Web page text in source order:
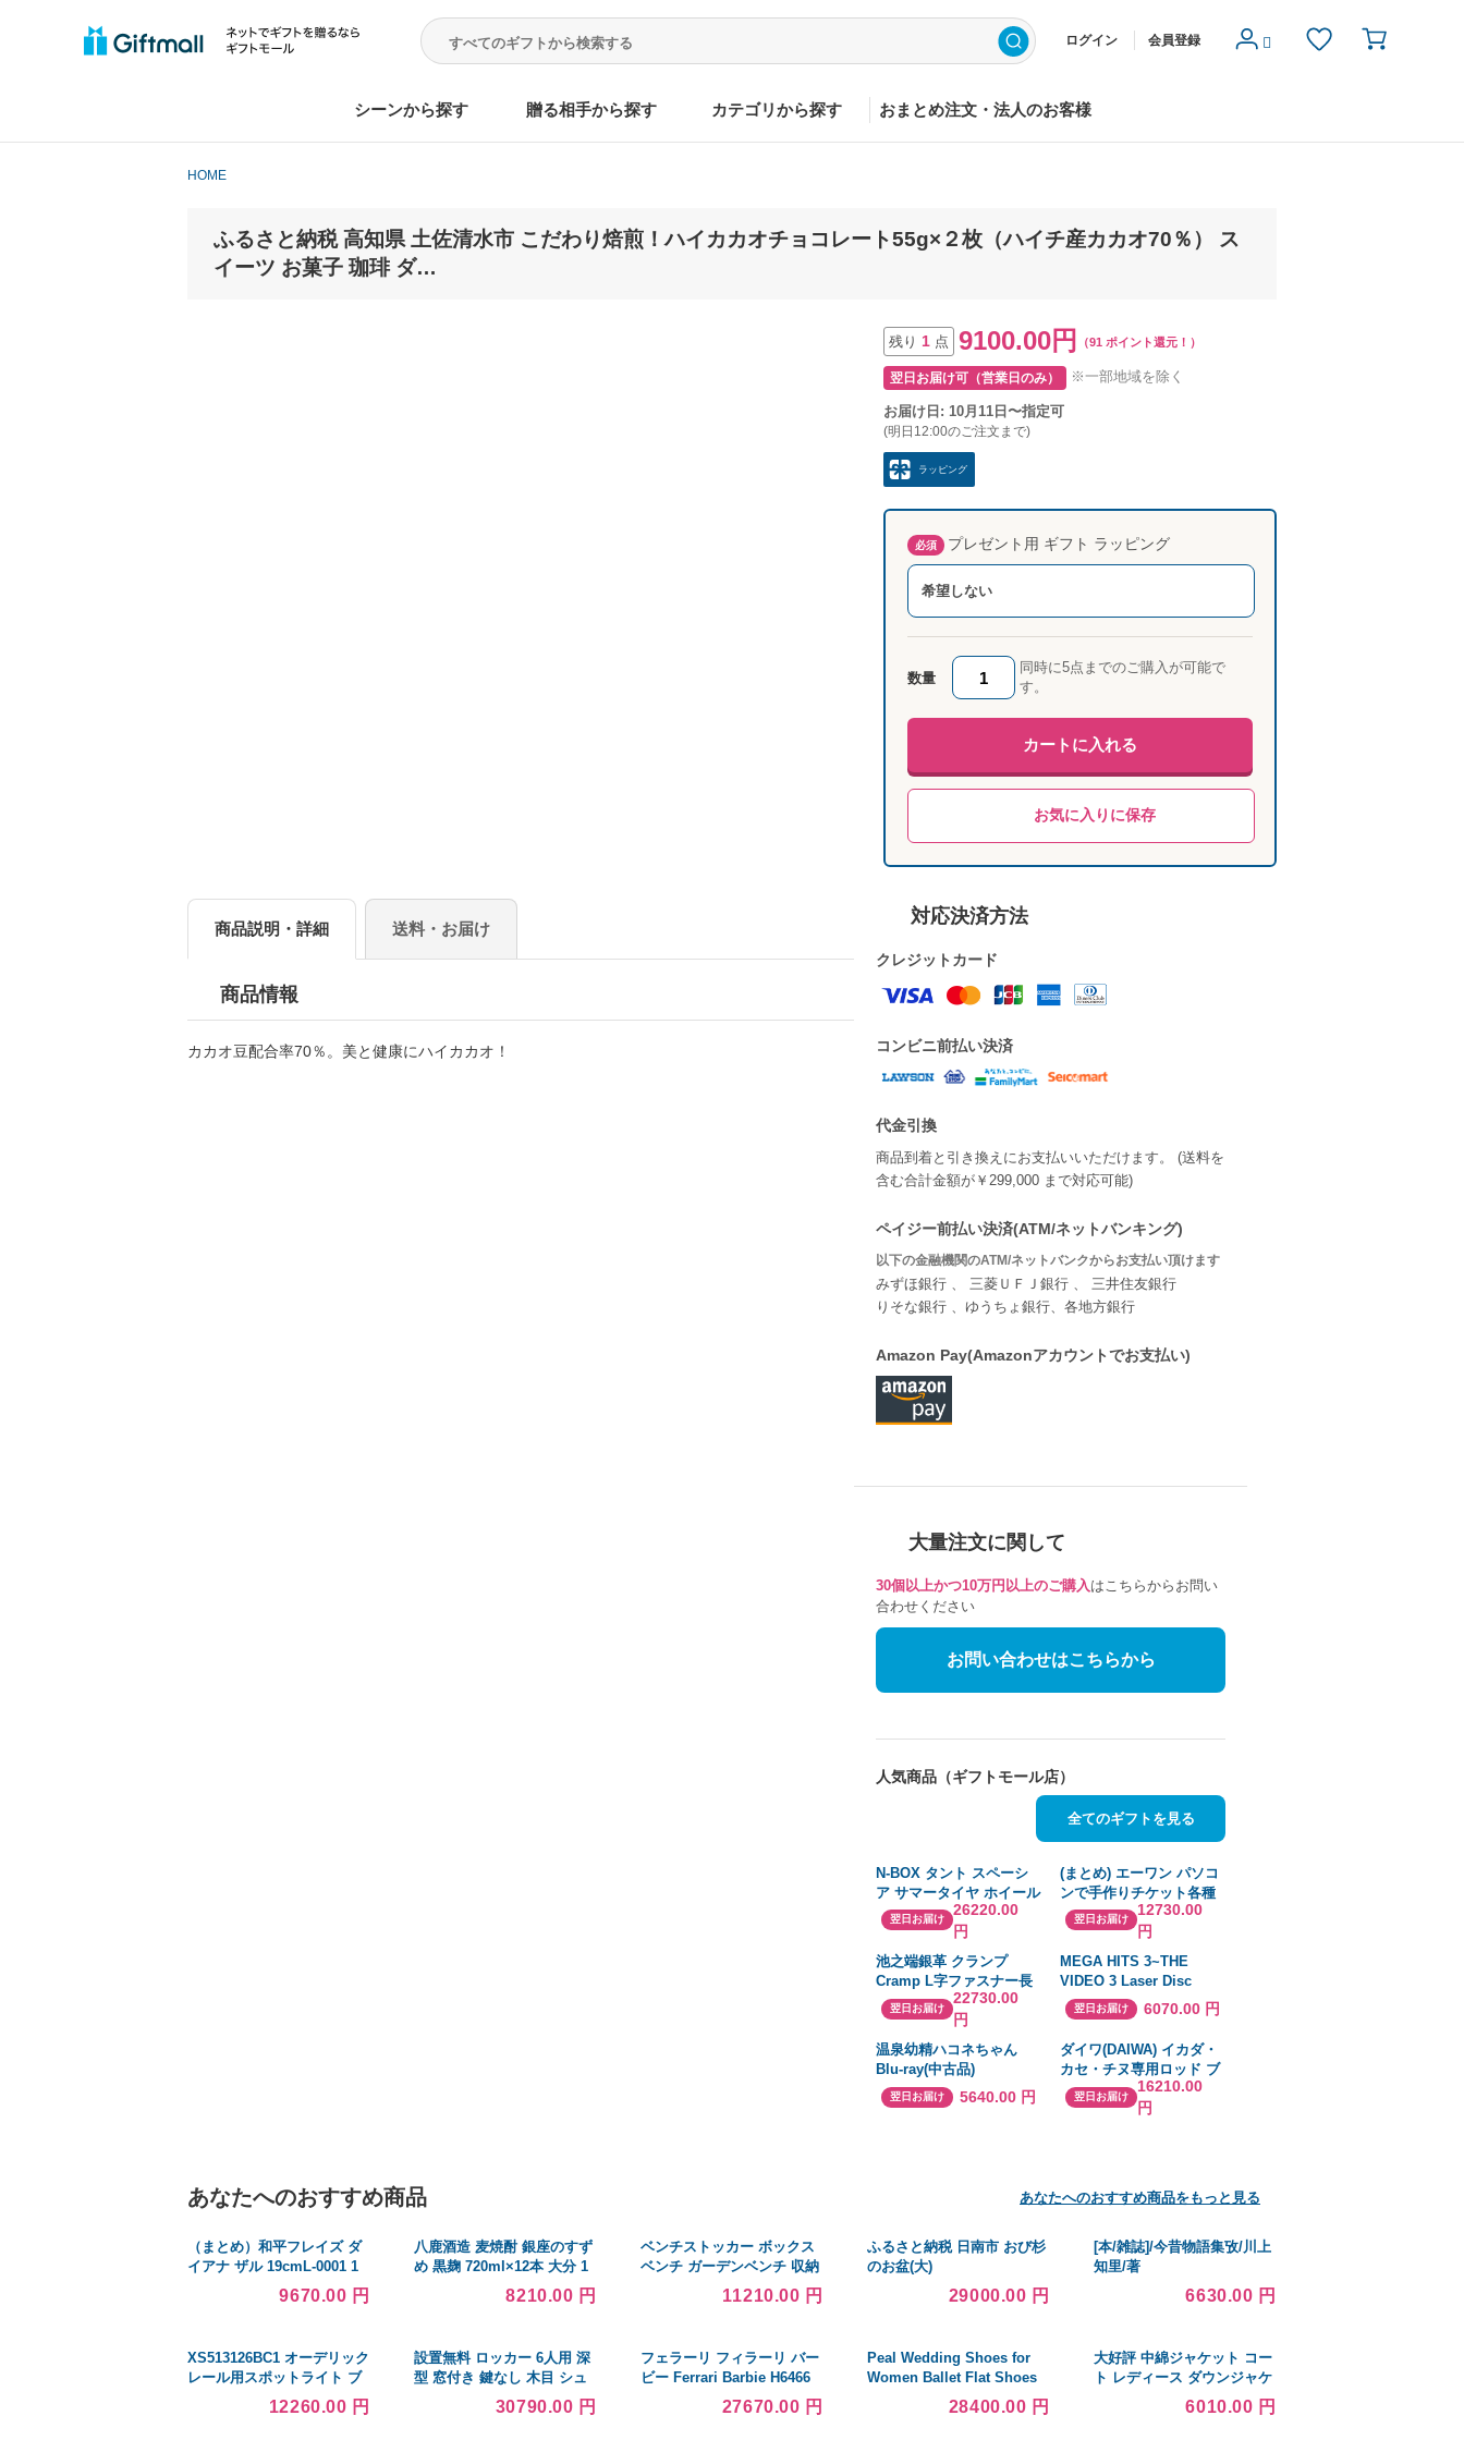
ログイン 会員登録
シーンから探す 贈る相手から探す カテゴリから探す おまとめ注文・法人のお客様
HOME
ふるさと納税 高知県 土佐清水市 こだわり焙煎！ハイカカオチョコレート55g×２枚（ハイチ産カカオ70％） ス
イーツ お菓子 珈琲 ダ…
商品説明・詳細 送料・お届け
商品情報
カカオ豆配合率70％。美と健康にハイカカオ！
残り 1 点 9100.00円 （91 ポイント還元！）
翌日お届け可（営業日のみ） ※一部地域を除く
お届け日: 10月11日〜指定可
(明日12:00のご注文まで)
ラッピング
必須 プレゼント用 ギフト ラッピング
希望しない
数量
同時に5点までのご購入が可能で
す。
カートに入れる
お気に入りに保存
対応決済方法
クレジットカード
コンビニ前払い決済
代金引換
商品到着と引き換えにお支払いいただけます。 (送料を
含む合計金額が￥299,000 まで対応可能)
ペイジー前払い決済(ATM/ネットバンキング)
以下の金融機関のATM/ネットバンクからお支払い頂けます
みずほ銀行 、 三菱ＵＦＪ銀行 、 三井住友銀行
りそな銀行 、ゆうちょ銀行、各地方銀行
Amazon Pay(Amazonアカウントでお支払い)
大量注文に関して
30個以上かつ10万円以上のご購入 はこちらからお問い
合わせください
お問い合わせはこちらから
人気商品（ギフトモール店）
全てのギフトを見る
N-BOX タント スペーシ
ア サマータイヤ ホイール
4本セット 155/65R14 ダ
ンロップ EC202L トピー
アザーネ FB 14インチ
翌日お届け
26220.00
円
(まとめ) エーワン パソコ
ンで手作りチケット各種
プリンタ兼用紙 ホワイト
A4判 8面半券無タイプ
〔×30セット〕
翌日お届け
12730.00
円
池之端銀革 クランプ
Cramp L字ファスナー長
財布 Italian Shrink
Leather Cr-152 レッド
翌日お届け
22730.00
円
MEGA HITS 3~THE
VIDEO 3 Laser Disc
翌日お届け 6070.00 円
温泉幼精ハコネちゃん
Blu-ray(中古品)
翌日お届け 5640.00 円
ダイワ(DAIWA) イカダ・
カセ・チヌ専用ロッド ブ
ラックジャックイカダ・V
145・V 釣り竿
翌日お届け
16210.00
円
あなたへのおすすめ商品 あなたへのおすすめ商品をもっと見る
（まとめ）和平フレイズ ダ
イアナ ザル 19cmL-0001 1
個〔×10セット〕
9670.00 円
八鹿酒造 麦焼酎 銀座のすず
め 黒麹 720ml×12本 大分 1
8210.00 円
ベンチストッカー ボックス
ベンチ ガーデンベンチ 収納
庫 屋外 木製 おしゃれ 安い
スリム ベランダ 玄関 テラス
11210.00 円
ふるさと納税 日南市 おび杉
のお盆(大)
29000.00 円
[本/雑誌]/今昔物語集攷/川上
知里/著
6630.00 円
XS513126BC1 オーデリック
レール用スポットライト ブ
ラック LED 白色 調光
Bluetooth 拡散
12260.00 円
設置無料 ロッカー 6人用 深
型 窓付き 鍵なし 木目 シュ
ーズロッカー スチールロッ
カー オフィス収納 六人用 6
30790.00 円
フェラーリ フィラーリ バー
ビー Ferrari Barbie H6466
27670.00 円
Peal Wedding Shoes for
Women Ballet Flat Shoes
Bride Pointed Toe 並行輸入
28400.00 円
大好評 中綿ジャケット コー
ト レディース ダウンジャケ
ット 人気 厚手 軽量 高品質
秋冬 暖かい 通勤 通学 かわ
6010.00 円